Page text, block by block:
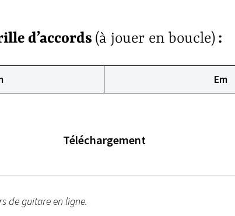
d’accords (à jouer en boucle) :
Em
Téléchargement
de guitare en ligne.